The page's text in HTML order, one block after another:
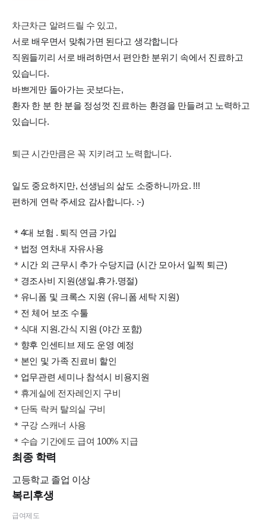
차근차근 알려드릴 수 있고,
서로 배우면서 맞춰가면 된다고 생각합니다
직원들끼리 서로 배려하면서 편안한 분위기 속에서 진료하고
있습니다.
바쁘게만 돌아가는 곳보다는,
환자 한 분 한 분을 정성껏 진료하는 환경을 만들려고 노력하고
있습니다.
퇴근 시간만큼은 꼭 지키려고 노력합니다.
일도 중요하지만, 선생님의 삶도 소중하니까요. !!!
편하게 연락 주세요 감사합니다. :-)
＊4대 보험 . 퇴직 연금 가입
＊ 법정 연차내 자유사용
＊ 시간 외 근무시 추가 수당지급 (시간 모아서 일찍 퇴근)
＊ 경조사비 지원(생일.휴가.명절)
＊ 유니폼 및 크록스 지원 (유니폼 세탁 지원)
＊ 전 체어 보조 수툴
＊ 식대 지원.간식 지원 (야간 포함)
＊ 향후 인센티브 제도 운영 예정
＊ 본인 및 가족 진료비 할인
＊ 업무관련 세미나 참석시 비용지원
＊휴게실에 전자레인지 구비
＊단독 락커 탈의실 구비
＊구강 스캐너 사용
＊수습 기간에도 급여 100% 지급
최종 학력
고등학교 졸업 이상
복리후생
급여제도